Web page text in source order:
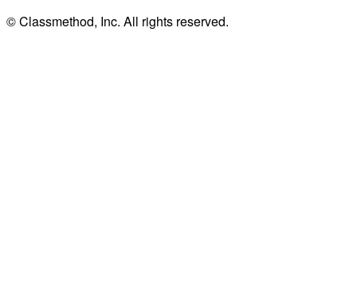
© Classmethod, Inc. All rights reserved.